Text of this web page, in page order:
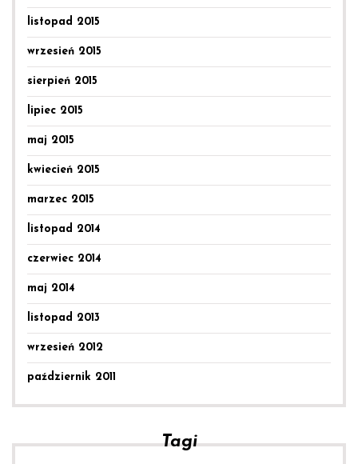
listopad 2015
wrzesień 2015
sierpień 2015
lipiec 2015
maj 2015
kwiecień 2015
marzec 2015
listopad 2014
czerwiec 2014
maj 2014
listopad 2013
wrzesień 2012
październik 2011
Tagi